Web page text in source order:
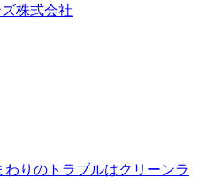
株式会社
りのトラブルはクリーンラ